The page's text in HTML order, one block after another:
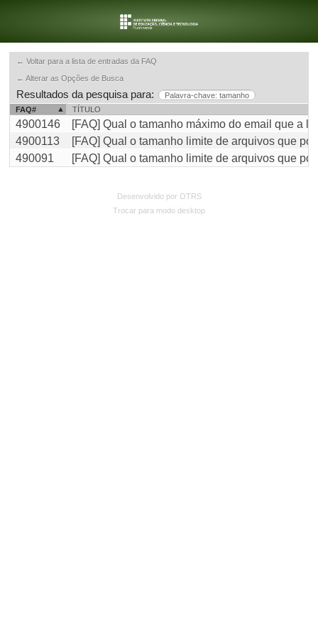
← Voltar para a lista de entradas da FAQ
← Alterar as Opções de Busca
Resultados da pesquisa para:
Palavra-chave: tamanho
FAQ#
TÍTULO
4900146
[FAQ] Qual o tamanho máximo do email que a
4900113
[FAQ] Qual o tamanho limite de arquivos que
490091
[FAQ] Qual o tamanho limite de arquivos que
Desenvolvido por OTRS
Trocar para modo desktop